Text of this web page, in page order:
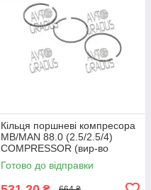
Кільця поршневі компресора
MB/MAN 88.0 (2.5/2.5/4)
COMPRESSOR (вир-во
Goetze) 08-742600-00
Готово до відправки